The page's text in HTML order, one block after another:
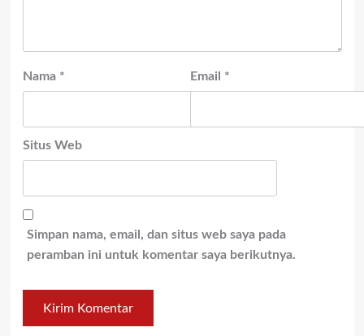
Nama * Email *
Situs Web
Simpan nama, email, dan situs web saya pada
peramban ini untuk komentar saya berikutnya.